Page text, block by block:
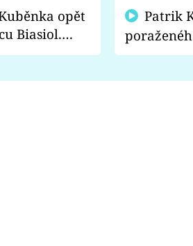
opět
Biasiol.
falešná a
fanoušci